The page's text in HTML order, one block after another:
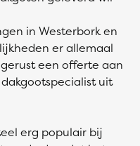
in Westerbork en
er allemaal
een offerte aan
uit
erg populair bij